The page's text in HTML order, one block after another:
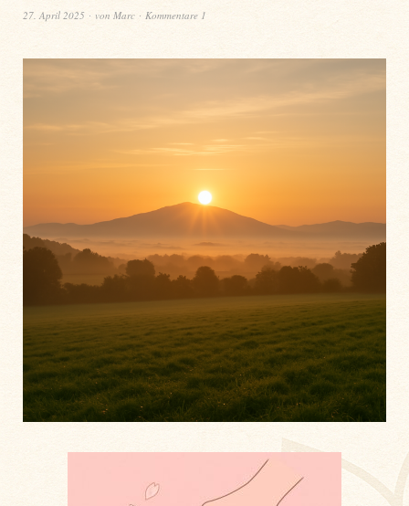
27. April 2025 von Marc Kommentare 1